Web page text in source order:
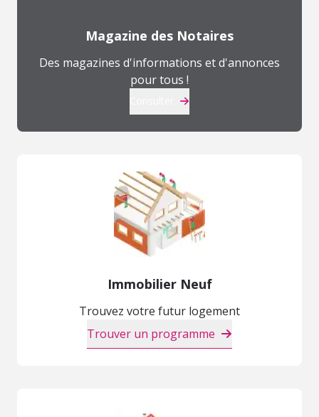
Magazine des Notaires
Des magazines d'informations et d'annonces
pour tous !
Immobilier Neuf
Trouvez votre futur logement
Trouver un programme